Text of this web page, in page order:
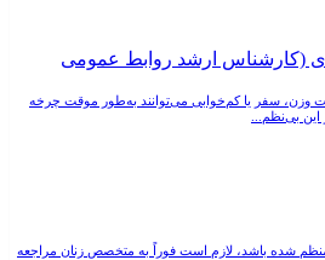
(کارشناس ارشد روابط عمومی
وزن، سفر یا کم‌خوابی می‌توانند به‌طور موقت چرخه
این بی‌نظم...
شده باشد، لازم است فوراً به متخصص زنان مراجعه